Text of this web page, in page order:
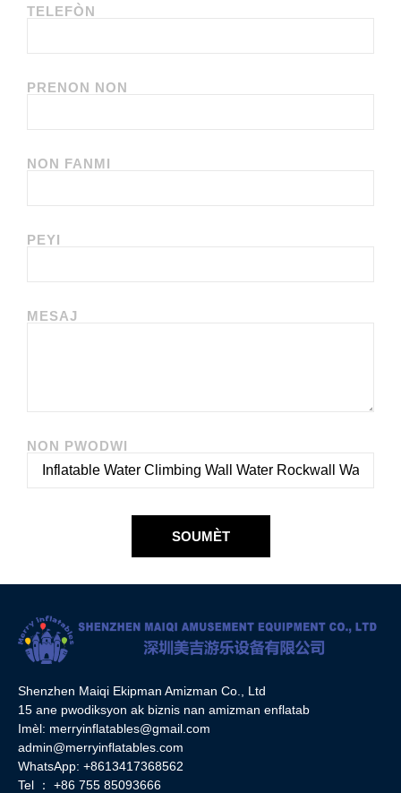
TELEFÒN
PRENON NON
NON FANMI
PEYI
MESAJ
NON PWODWI
SOUMÈT
Shenzhen Maiqi Ekipman Amizman Co., Ltd
15 ane pwodiksyon ak biznis nan amizman enflatab
Imèl: merryinflatables@gmail.com
admin@merryinflatables.com
WhatsApp: +8613417368562
Tel ： +86 755 85093666